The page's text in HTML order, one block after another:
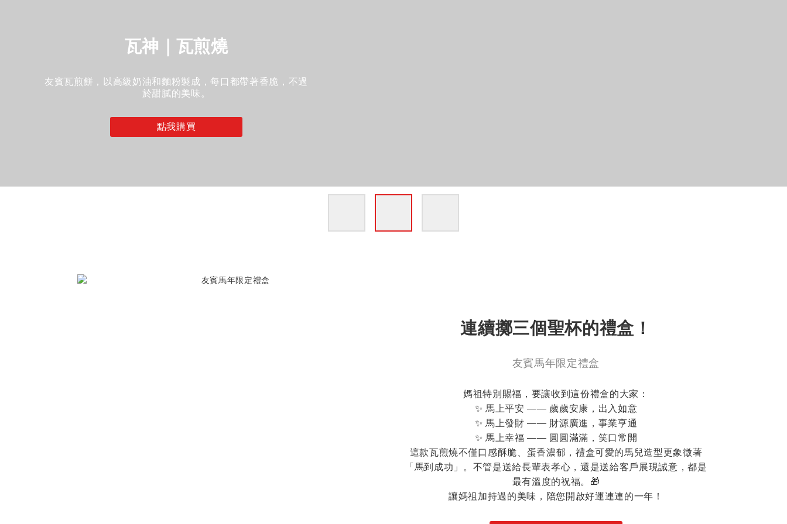
瓦神｜瓦煎燒
友賓瓦煎餅，以高級奶油和麵粉製成，每口都帶著香脆，不過
於甜膩的美味。
點我購買
連續擲三個聖杯的禮盒！
友賓馬年限定禮盒
媽祖特別賜福，要讓收到這份禮盒的大家：
✨ 馬上平安 —— 歲歲安康，出入如意
✨ 馬上發財 —— 財源廣進，事業亨通
✨ 馬上幸福 —— 圓圓滿滿，笑口常開
這款瓦煎燒不僅口感酥脆、蛋香濃郁，禮盒可愛的馬兒造型更象徵著
「馬到成功」。不管是送給長輩表孝心，還是送給客戶展現誠意，都是
最有溫度的祝福。🎁
讓媽祖加持過的美味，陪您開啟好運連連的一年！